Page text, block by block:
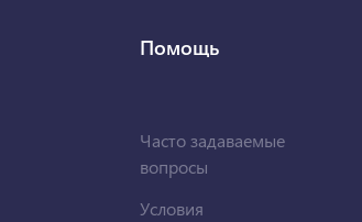
Помощь
Часто задаваемые
вопросы
Условия